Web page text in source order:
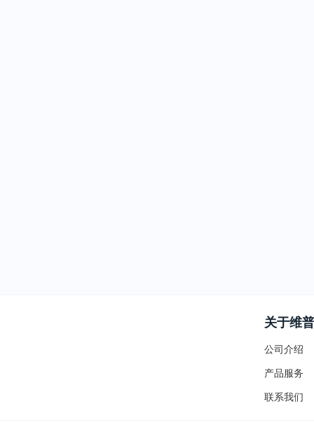
关于维普
公司介绍
产品服务
联系我们